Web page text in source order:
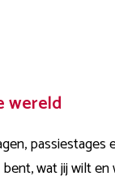
wereld
passiestages
wat jij wilt en